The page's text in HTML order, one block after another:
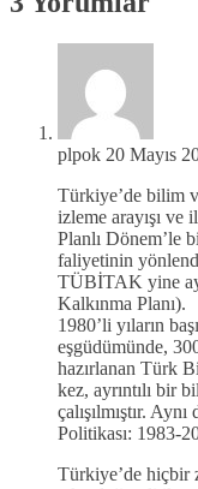
plpok 20 Mayıs
Türkiye’de bilim
izleme arayışı ve
Planlı Dönem’le
faliyetinin
TÜBİTAK yine
Kalkınma Planı).
1980’li yıların
eşgüdümünde,
hazırlanan Türk
kez, ayrıntılı bir
çalışılmıştır.
Politikası: 1983-
Türkiye’de hiçbir